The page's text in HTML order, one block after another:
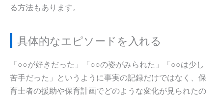
る方法もあります。
具体的なエピソードを入れる
「○○が好きだった」「○○の姿がみられた」「○○は少し
苦手だった」というように事実の記録だけではなく、保
育士者の援助や保育計画でどのような変化が見られたの